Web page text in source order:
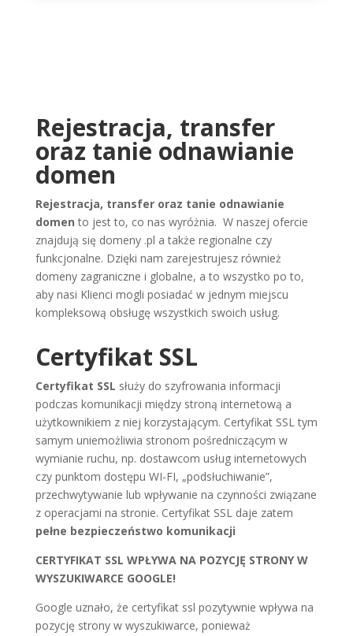
Rejestracja, transfer
oraz tanie odnawianie
domen
Rejestracja, transfer oraz tanie odnawianie
domen to jest to, co nas wyróżnia. W naszej ofercie
znajdują się domeny .pl a także regionalne czy
funkcjonalne. Dzięki nam zarejestrujesz również
domeny zagraniczne i globalne, a to wszystko po to,
aby nasi Klienci mogli posiadać w jednym miejscu
kompleksową obsługę wszystkich swoich usług.
Certyfikat SSL
Certyfikat SSL służy do szyfrowania informacji
podczas komunikacji między stroną internetową a
użytkownikiem z niej korzystającym. Certyfikat SSL tym
samym uniemożliwia stronom pośredniczącym w
wymianie ruchu, np. dostawcom usług internetowych
czy punktom dostępu WI-FI, „podsłuchiwanie”,
przechwytywanie lub wpływanie na czynności związane
z operacjami na stronie. Certyfikat SSL daje zatem
pełne bezpieczeństwo komunikacji
CERTYFIKAT SSL WPŁYWA NA POZYCJĘ STRONY W
WYSZUKIWARCE GOOGLE!
Google uznało, że certyfikat ssl pozytywnie wpływa na
pozycję strony w wyszukiwarce, ponieważ